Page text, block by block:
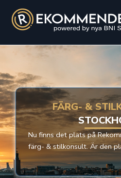
innehåll
FÄRG- &
Nu finns det plats på
färg- & stilkonsult. Är den